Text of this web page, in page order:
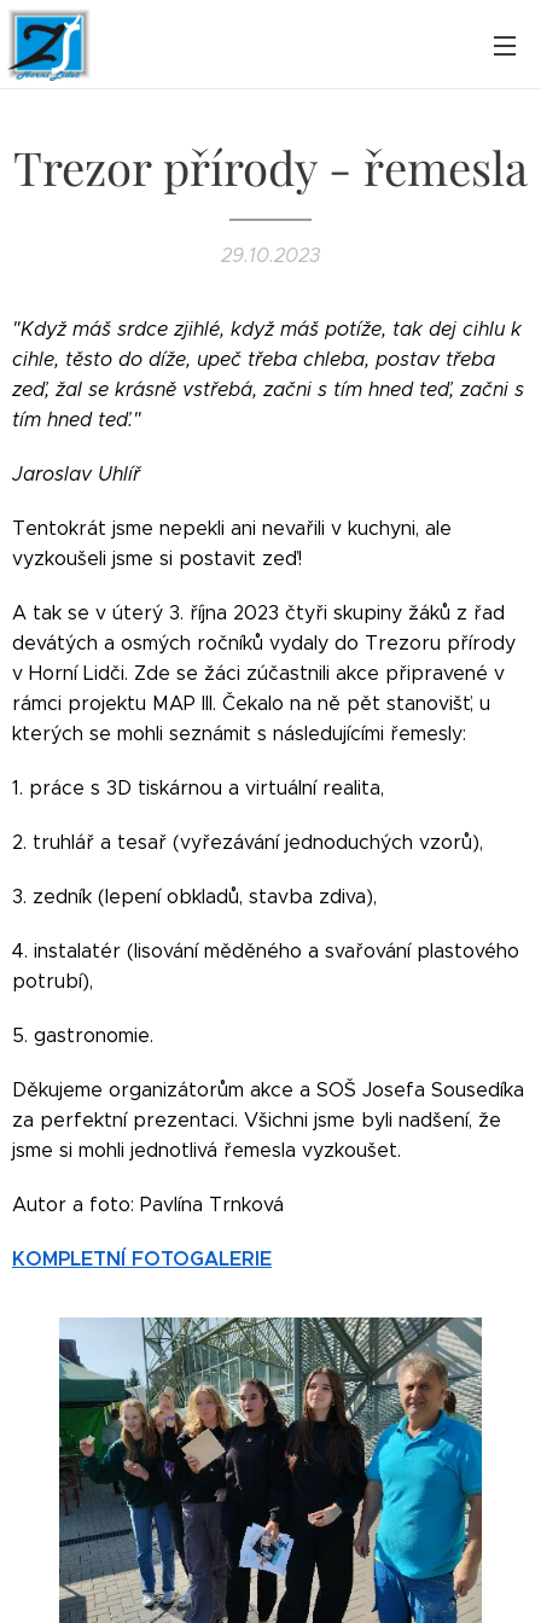
Trezor přírody - řemesla
29.10.2023
"Když máš srdce zjihlé, když máš potíže, tak dej cihlu k
cihle, těsto do díže, upeč třeba chleba, postav třeba
zeď, žal se krásně vstřebá, začni s tím hned teď, začni s
tím hned teď."
Jaroslav Uhlíř
Tentokrát jsme nepekli ani nevařili v kuchyni, ale
vyzkoušeli jsme si postavit zeď!
A tak se v úterý 3. října 2023 čtyři skupiny žáků z řad
devátých a osmých ročníků vydaly do Trezoru přírody
v Horní Lidči. Zde se žáci zúčastnili akce připravené v
rámci projektu MAP III. Čekalo na ně pět stanovišť, u
kterých se mohli seznámit s následujícími řemesly:
1. práce s 3D tiskárnou a virtuální realita,
2. truhlář a tesař (vyřezávání jednoduchých vzorů),
3. zedník (lepení obkladů, stavba zdiva),
4. instalatér (lisování měděného a svařování plastového
potrubí),
5. gastronomie.
Děkujeme organizátorům akce a SOŠ Josefa Sousedíka
za perfektní prezentaci. Všichni jsme byli nadšení, že
jsme si mohli jednotlivá řemesla vyzkoušet.
Autor a foto: Pavlína Trnková
KOMPLETNÍ FOTOGALERIE